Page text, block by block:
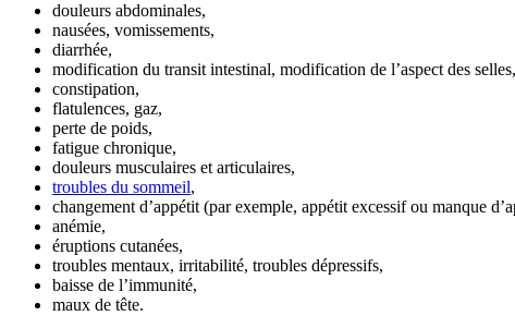
douleurs abdominales,
nausées, vomissements,
diarrhée,
modification du transit intestinal, modification de l’aspect des selles,
constipation,
flatulences, gaz,
perte de poids,
fatigue chronique,
douleurs musculaires et articulaires,
troubles du sommeil,
changement d’appétit (par exemple, appétit excessif ou manque
anémie,
éruptions cutanées,
troubles mentaux, irritabilité, troubles dépressifs,
baisse de l’immunité,
maux de tête.